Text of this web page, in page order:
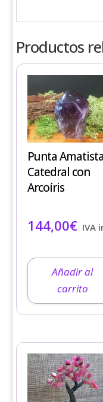
Productos
Punta Amatista
Catedral con
Arcoíris
144,00€ IVA
Añadir al
carrito